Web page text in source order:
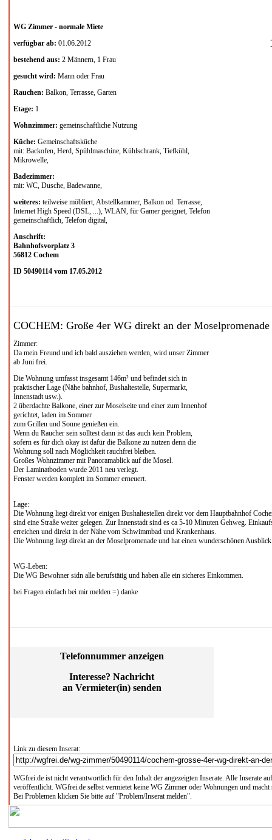
WG Zimmer - normale Miete
verfügbar ab: 01.06.2012
bestehend aus: 2 Männern, 1 Frau
gesucht wird: Mann oder Frau
Rauchen: Balkon, Terrasse, Garten
Etage: 1
Wohnzimmer: gemeinschaftliche Nutzung
Küche: Gemeinschaftsküche
mit: Backofen, Herd, Spühlmaschine, Kühlschrank, Tiefkühl,
Mikrowelle,
Badezimmer:
mit: WC, Dusche, Badewanne,
weiteres: teilweise möbliert, Abstellkammer, Balkon od. Terrasse,
Internet High Speed (DSL, ...), WLAN, für Gamer geeignet, Telefon
gemeinschaftlich, Telefon digital,
Anschrift:
Bahnhofsvorplatz 3
56812 Cochem
ID 50490114 vom 17.05.2012
COCHEM: Große 4er WG direkt an der
Zimmer:
Da mein Freund und ich bald ausziehen werden, wird unser Zimmer
ab Juni frei.
Die Wohnung umfasst insgesamt 146m² und befindet sich in
praktischer Lage (Nähe bahnhof, Bushaltestelle, Supermarkt,
Innenstadt usw.).
2 überdachte Balkone, einer zur Moselseite und einer zum Innenhof
gerichtet, laden im Sommer
zum Grillen und Sonne genießen ein.
Wenn du Raucher sein solltest dann ist das auch kein Problem,
sofern es für dich okay ist dafür die Balkone zu nutzen denn die
Wohnung soll nach Möglichkeit rauchfrei bleiben.
Großes Wohnzimmer mit Panoramablick auf die Mosel.
Der Laminatboden wurde 2011 neu verlegt.
Fenster werden komplett im Sommer erneuert.
Lage:
Die Wohnung liegt direkt vor einigen Bushaltestellen direkt vor dem Hauptbahnhof
sind eine Straße weiter gelegen. Zur Innenstadt sind es ca 5-10 Minuten Gehweg.
erreichen und direkt in der Nähe vom Schwimmbad und Krankenhaus.
Die Wohnung liegt direkt an der Moselpromenade und hat einen wunderschönen
WG-Leben:
Die WG Bewohner sidn alle berufstätig und haben alle ein sicheres Einkommen.
bei Fragen einfach bei mir melden =) danke
Telefonnummer anzeigen
Interesse? Nachricht
an Vermieter(in) senden
Link zu diesem Inserat:
WGfrei.de ist nicht verantwortlich für den Inhalt der angezeigten Inserate. Alle Inserate
veröffentlicht. WGfrei.de selbst vermietet keine WG Zimmer oder Wohnungen und
Bei Problemen klicken Sie bitte auf "Problem/Inserat melden".